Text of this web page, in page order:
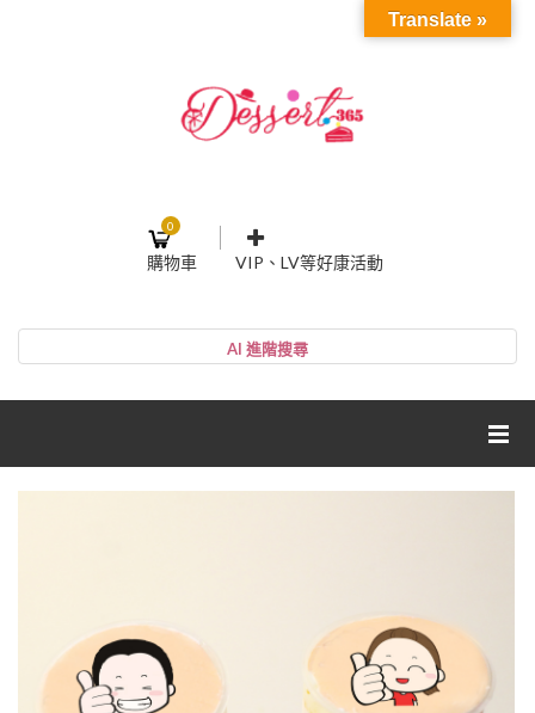
0
購物車 VIP、LV等好康活動
帳號
忘記密碼 註冊
網紅媽咪蛋糕心得分享
Translate »